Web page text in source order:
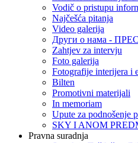
Vodič o pristupu
Najčešća pitanja
Video galerija
Други о нама -
Zahtjev za intervju
Foto galerija
Fotografije interijera i
Bilten
Promotivni materijali
In memoriam
Upute za podnošenje
SKY I ANOM
Pravna suradnja